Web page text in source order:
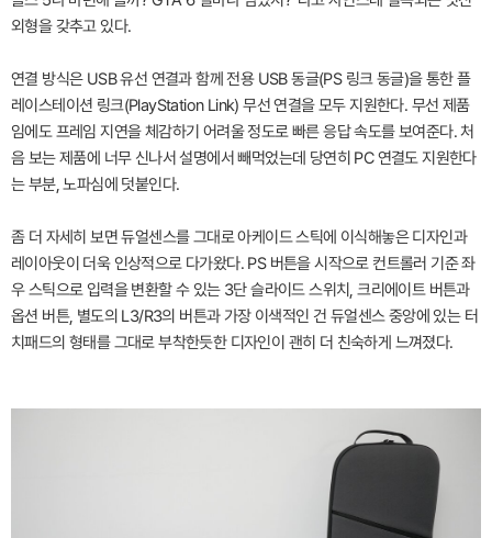
외형을 갖추고 있다.
연결 방식은 USB 유선 연결과 함께 전용 USB 동글(PS 링크 동글)을 통한 플
레이스테이션 링크(PlayStation Link) 무선 연결을 모두 지원한다. 무선 제품
임에도 프레임 지연을 체감하기 어려울 정도로 빠른 응답 속도를 보여준다. 처
음 보는 제품에 너무 신나서 설명에서 빼먹었는데 당연히 PC 연결도 지원한다
는 부분, 노파심에 덧붙인다.
좀 더 자세히 보면 듀얼센스를 그대로 아케이드 스틱에 이식해놓은 디자인과
레이아웃이 더욱 인상적으로 다가왔다. PS 버튼을 시작으로 컨트롤러 기준 좌
우 스틱으로 입력을 변환할 수 있는 3단 슬라이드 스위치, 크리에이트 버튼과
옵션 버튼, 별도의 L3/R3의 버튼과 가장 이색적인 건 듀얼센스 중앙에 있는 터
치패드의 형태를 그대로 부착한듯한 디자인이 괜히 더 친숙하게 느껴졌다.